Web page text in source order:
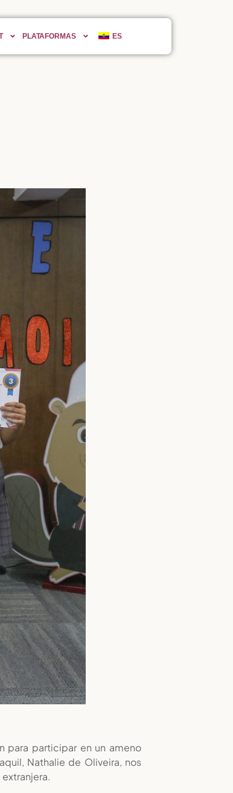
PLATAFORMAS ES
para participar en un ameno
Nathalie de Oliveira, nos